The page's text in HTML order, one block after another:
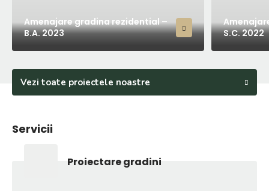
Amenajare gradina rezidential –
B.A. 2023
S.C. 2022
Vezi toate proiectele noastre
Servicii
Proiectare gradini